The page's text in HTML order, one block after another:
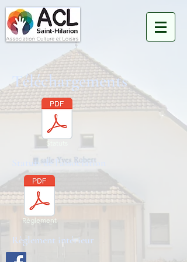
Téléchargements
Statuts
Statuts de l'association
Règlement
Règlement intérieur